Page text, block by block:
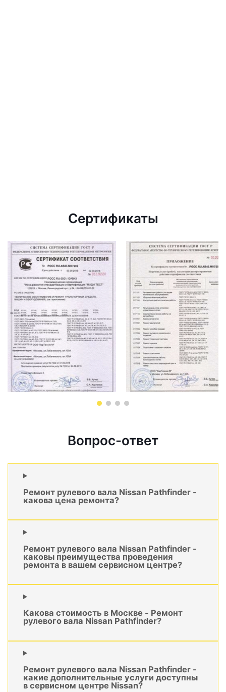
Сертификаты
Вопрос-ответ
Ремонт рулевого вала Nissan Pathfinder -
какова цена ремонта?
Ремонт рулевого вала Nissan Pathfinder -
каковы преимущества проведения
ремонта в вашем сервисном центре?
Какова стоимость в Москве - Ремонт
рулевого вала Nissan Pathfinder?
Ремонт рулевого вала Nissan Pathfinder -
какие дополнительные услуги доступны
в сервисном центре Nissan?